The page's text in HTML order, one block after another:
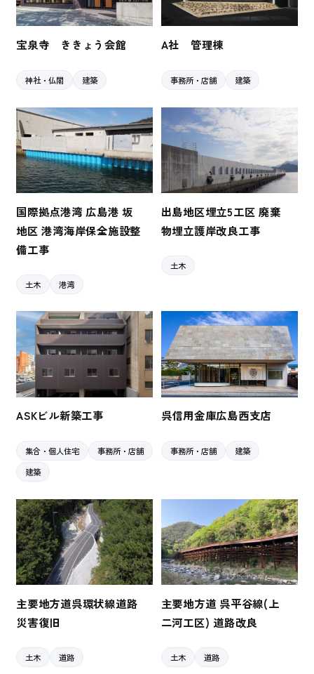
宝泉寺 ききょう会館
神社・仏閣 建築
A社 管理棟
事務所・店舗 建築
国際拠点港湾 広島港 坂
地区 港湾海岸保全施設整
備工事
土木 港湾
出島地区埋立5工区 廃棄
物埋立護岸改良工事
土木
ASKビル新築工事
集合・個人住宅
事務所・店舗
建築
呉信用金庫広島西支店
事務所・店舗 建築
主要地方道呉環状線道路
災害復旧
土木 道路
主要地方道 呉平谷線(上
二河工区) 道路改良
土木 道路